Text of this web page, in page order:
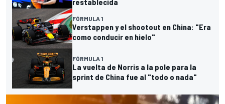
restablecida
FÓRMULA 1
Verstappen y el shootout en China: "Era
como conducir en hielo"
FÓRMULA 1
La vuelta de Norris a la pole para la
sprint de China fue al "todo o nada"